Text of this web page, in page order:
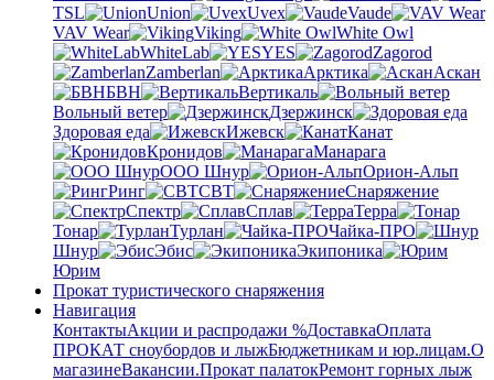
TSL
Union Uvex
Vaude
VAV Wear
Viking
White Owl
WhiteLab
YES
Zagorod
Zamberlan
Арктика
Аскан
БВН
Вертикаль
Вольный ветер
Дзержинск
Здоровая еда
Ижевск
Канат
Кронидов
Манарага
ООО Шнур
Орион-Альп
Ринг
СВТ
Снаряжение
Спектр
Сплав
Терра
Тонар
Турлан
Чайка-ПРО
Шнур
Эбис
Экипоника
Юрим
Прокат туристического снаряжения
Навигация
КонтактыАкции и распродажи %ДоставкаОплата
ПРОКАТ сноубордов и лыжБюджетникам и юр.лицам.О
магазинеВакансии.Прокат палатокРемонт горных лыж